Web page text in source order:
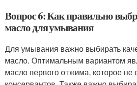
Вопрос 6: Как правильно
масло для умывания
Для умывания важно выбирать
масло. Оптимальным вариантом
масло первого отжима, которое не